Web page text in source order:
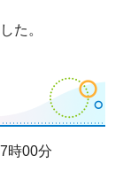
た。
時00分